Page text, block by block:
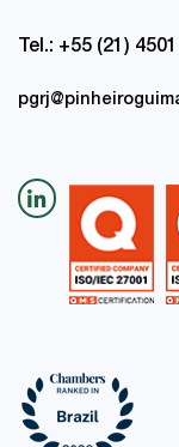
Tel.: +55 (21)